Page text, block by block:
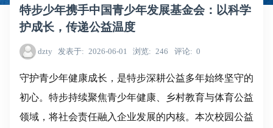
特步少年携手中国青少年发展基金会：以科学
护成长，传递公益温度
dzty 发表于 2026-06-01 浏览 246 评论 0
守护青少年健康成长，是特步深耕公益多年始终坚守的
初心。特步持续聚焦青少年健康、乡村教育与体育公益
领域，将社会责任融入企业发展的内核。本次校园公益